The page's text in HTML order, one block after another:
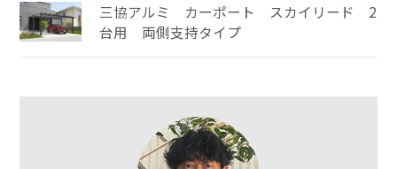
三協アルミ カーポート スカイリード 2
台用 両側支持タイプ